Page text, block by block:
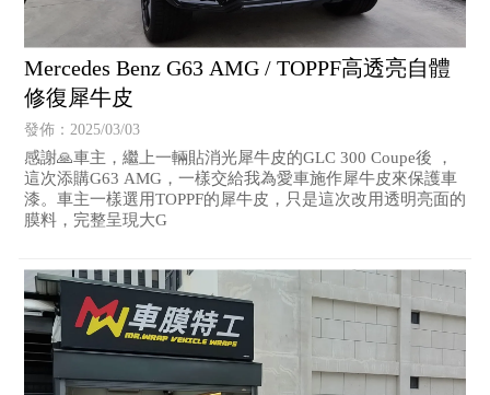
Mercedes Benz G63 AMG / TOPPF高透亮自體
修復犀牛皮
發佈：2025/03/03
感謝🙏車主，繼上一輛貼消光犀牛皮的GLC 300 Coupe後 ，
這次添購G63 AMG，一樣交給我為愛車施作犀牛皮來保護車
漆。車主一樣選用TOPPF的犀牛皮，只是這次改用透明亮面的
膜料，完整呈現大G